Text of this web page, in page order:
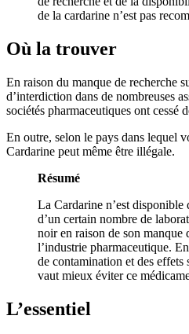
de la cardarine n’est pas
Où la trouver
En raison du manque de recherche
d’interdiction dans de nombreuses
sociétés pharmaceutiques ont cessé
En outre, selon le pays dans lequel
Cardarine peut même être illégale.
Résumé
La Cardarine n’est disponible
d’un certain nombre de
noir en raison de son manque
l’industrie pharmaceutique.
de contamination et des effets
vaut mieux éviter ce
L’essentiel